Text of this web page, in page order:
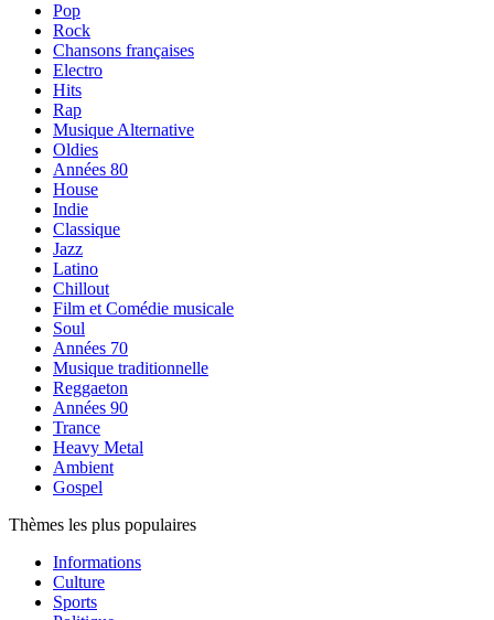
Pop
Rock
Chansons françaises
Electro
Hits
Rap
Musique Alternative
Oldies
Années 80
House
Indie
Classique
Jazz
Latino
Chillout
Film et Comédie musicale
Soul
Années 70
Musique traditionnelle
Reggaeton
Années 90
Trance
Heavy Metal
Ambient
Gospel
Thèmes les plus populaires
Informations
Culture
Sports